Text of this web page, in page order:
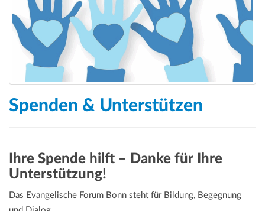
Spenden & Unterstützen
Ihre Spende hilft – Danke für Ihre
Unterstützung!
Das Evangelische Forum Bonn steht für Bildung, Begegnung